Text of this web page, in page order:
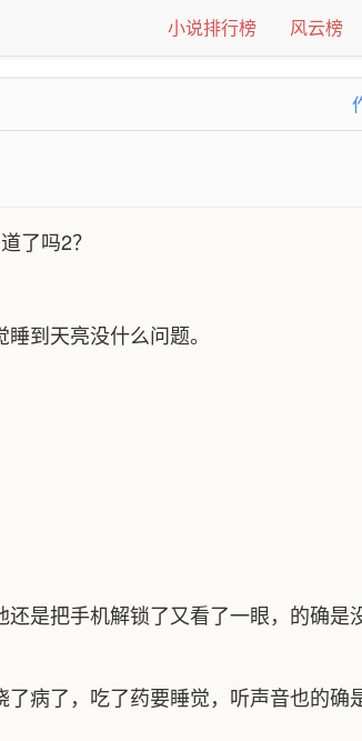
小说排行榜 风云榜
了吗2？
到天亮没什么问题。
是把手机解锁了又看了一眼，的确是
病了，吃了药要睡觉，听声音也的确